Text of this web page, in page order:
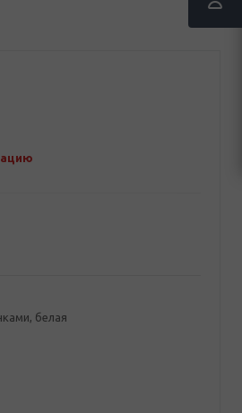
белая